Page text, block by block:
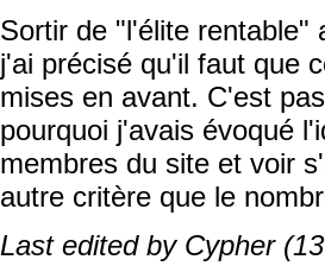
Sortir de "l'élite rentable"
j'ai précisé qu'il faut que
mises en avant. C'est
pourquoi j'avais évoqué
membres du site et voir
autre critère que le
Last edited by Cypher